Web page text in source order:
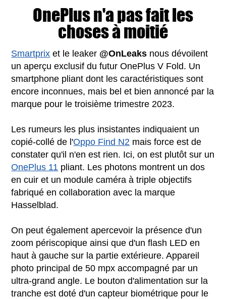
OnePlus n'a pas fait les
choses à moitié
Smartprix et le leaker @OnLeaks nous dévoilent
un aperçu exclusif du futur OnePlus V Fold. Un
smartphone pliant dont les caractéristiques sont
encore inconnues, mais bel et bien annoncé par la
marque pour le troisième trimestre 2023.
Les rumeurs les plus insistantes indiquaient un
copié-collé de l'Oppo Find N2 mais force est de
constater qu'il n'en est rien. Ici, on est plutôt sur un
OnePlus 11 pliant. Les photons montrent un dos
en cuir et un module caméra à triple objectifs
fabriqué en collaboration avec la marque
Hasselblad.
On peut également apercevoir la présence d'un
zoom périscopique ainsi que d'un flash LED en
haut à gauche sur la partie extérieure. Appareil
photo principal de 50 mpx accompagné par un
ultra-grand angle. Le bouton d'alimentation sur la
tranche est doté d'un capteur biométrique pour le